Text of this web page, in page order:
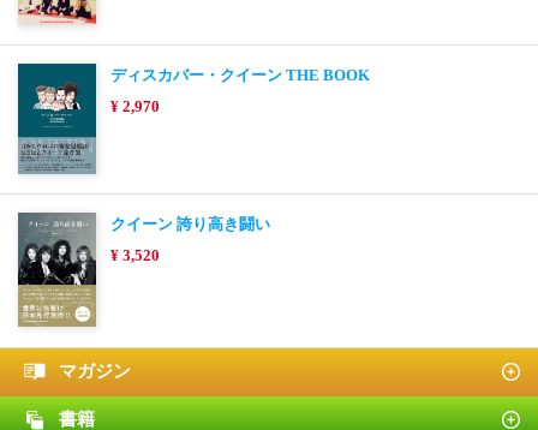
ディスカバー・クイーン THE BOOK
¥ 2,970
クイーン 誇り高き闘い
¥ 3,520
マガジン
書籍